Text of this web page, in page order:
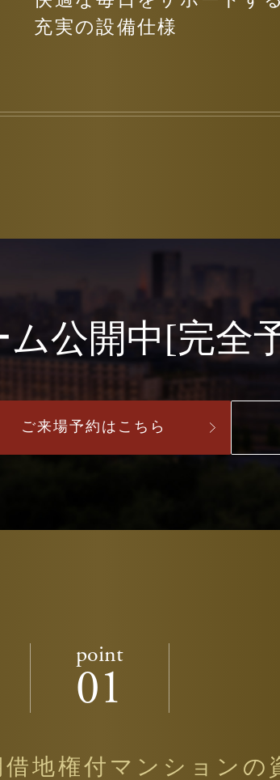
充実の設備仕様
公開中[完全
ご来場予約はこちら
point
01
地権付 マンションの